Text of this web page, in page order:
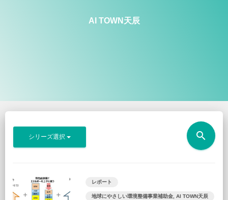
AI TOWN天辰
シリーズ選択 search
レポート
地球にやさしい環境整備事業補助金, AI TOWN天辰